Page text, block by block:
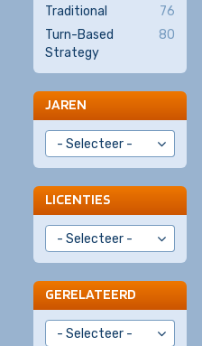
Traditional
76
Turn-Based
Strategy
80
JAREN
LICENTIES
GERELATEERD